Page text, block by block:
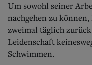
Um sowohl seiner
nachgehen zu
zweimal täglich
Leidenschaft
Schwimmen.